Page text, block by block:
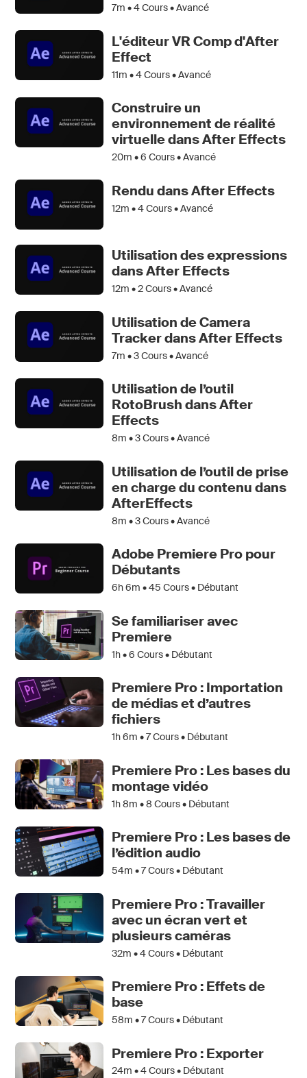
7m •4Cours • Avancé
L'éditeur VR Comp d'After
Effect
11m •4Cours • Avancé
Construire un
environnement de réalité
virtuelle dans After Effects
20m •6 Cours • Avancé
Rendu dans After Effects
12m •4Cours • Avancé
Utilisation des expressions
dans After Effects
12m •2Cours • Avancé
Utilisation de Camera
Tracker dans After Effects
7m •3Cours • Avancé
Utilisation de l’outil
RotoBrush dans After
Effects
8m •3Cours • Avancé
Utilisation de l’outil de prise
en charge du contenu dans
AfterEffects
8m •3Cours • Avancé
Adobe Premiere Pro pour
Débutants
6h 6m •45 Cours • Débutant
Se familiariser avec
Premiere
1h •6 Cours • Débutant
Premiere Pro : Importation
de médias et d’autres
fichiers
1h 6m •7Cours • Débutant
Premiere Pro : Les bases du
montage vidéo
1h 8m •8 Cours • Débutant
Premiere Pro : Les bases de
l’édition audio
54m •7Cours • Débutant
Premiere Pro : Travailler
avec un écran vert et
plusieurs caméras
32m •4Cours • Débutant
Premiere Pro : Effets de
base
58m •7Cours • Débutant
Premiere Pro : Exporter
24m •4Cours • Débutant